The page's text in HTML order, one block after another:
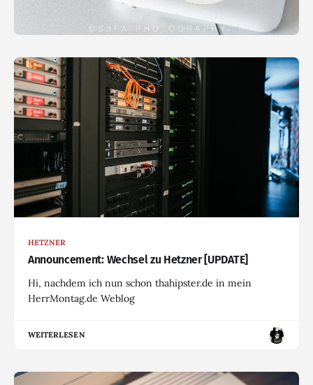
HETZNER
Announcement: Wechsel zu Hetzner [UPDATE]
Hi, nachdem ich nun schon thahipster.de in mein
HerrMontag.de Weblog
WEITERLESEN